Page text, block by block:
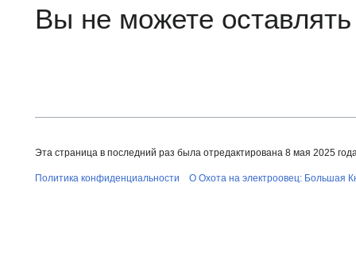
Вы не можете
Эта страница в последний раз была отредактирована 8 мая 2025
Политика конфиденциальности О Охота на электроовец: Большая